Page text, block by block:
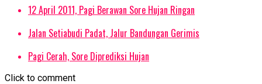
12 April 2011, Pagi Berawan Sore Hujan Ringan
Jalan Setiabudi Padat, Jalur Bandungan Gerimis
Pagi Cerah, Sore Diprediksi Hujan
Click to comment